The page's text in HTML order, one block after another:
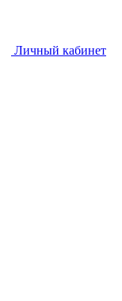
Личный кабинет